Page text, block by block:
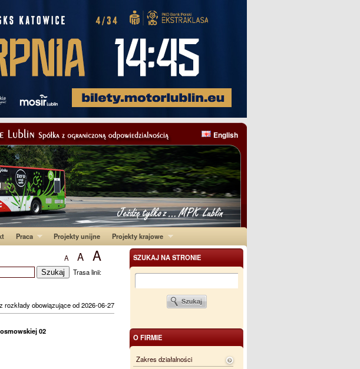
English
Praca Projekty unijne Projekty krajowe
SZUKAJ NA STRONIE
O FIRMIE
Zakres działalności
A A A
Trasa linii:
rozkłady obowiązujące od 2026-06-27
02